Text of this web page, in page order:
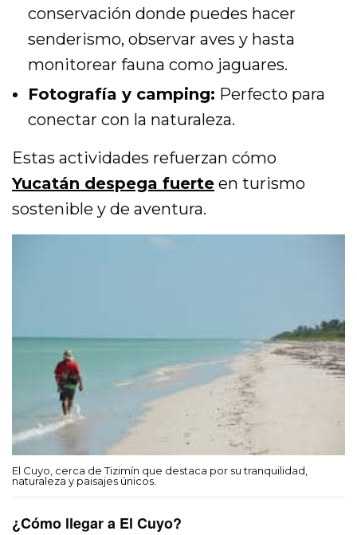
conservación donde puedes hacer
senderismo, observar aves y hasta
monitorear fauna como jaguares.
Fotografía y camping: Perfecto para
conectar con la naturaleza.
Estas actividades refuerzan cómo
Yucatán despega fuerte en turismo
sostenible y de aventura.
El Cuyo, cerca de Tizimín que destaca por su tranquilidad,
naturaleza y paisajes únicos.
¿Cómo llegar a El Cuyo?